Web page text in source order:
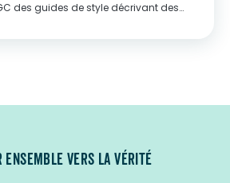
des guides de style décrivant des
ENSEMBLE VERS LA VÉRITÉ